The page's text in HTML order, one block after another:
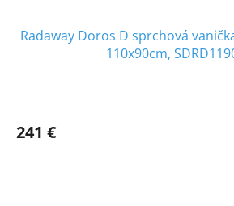
Radaway Doros D sprchová
110x90cm,
241 €